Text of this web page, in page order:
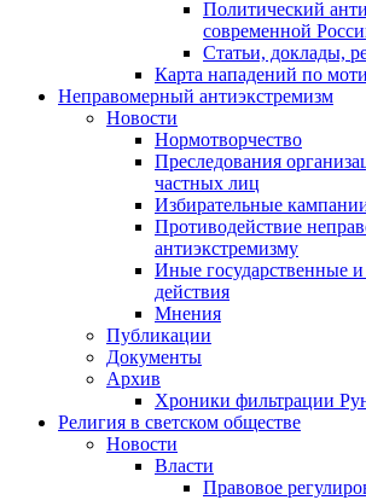
Политический
современной
Статьи, доклады,
Карта нападений по
Неправомерный антиэкстремизм
Новости
Нормотворчество
Преследования
частных лиц
Избирательные
Противодействие
антиэкстремизму
Иные государственные
действия
Мнения
Публикации
Документы
Архив
Хроники фильтрации
Религия в светском обществе
Новости
Власти
Правовое